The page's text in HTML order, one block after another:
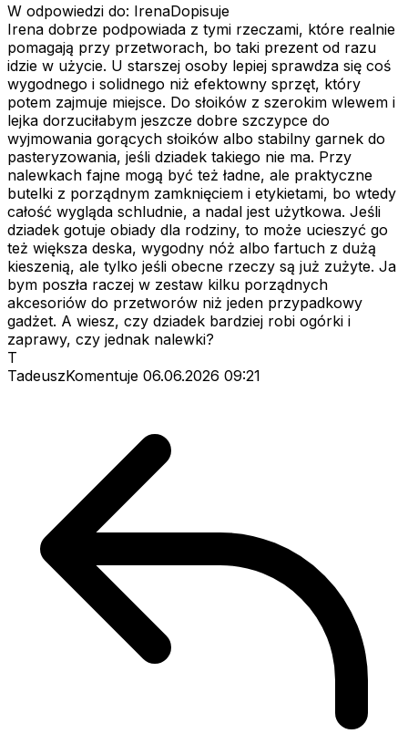
W odpowiedzi do: IrenaDopisuje
Irena dobrze podpowiada z tymi rzeczami, które realnie
pomagają przy przetworach, bo taki prezent od razu
idzie w użycie. U starszej osoby lepiej sprawdza się coś
wygodnego i solidnego niż efektowny sprzęt, który
potem zajmuje miejsce. Do słoików z szerokim wlewem i
lejka dorzuciłabym jeszcze dobre szczypce do
wyjmowania gorących słoików albo stabilny garnek do
pasteryzowania, jeśli dziadek takiego nie ma. Przy
nalewkach fajne mogą być też ładne, ale praktyczne
butelki z porządnym zamknięciem i etykietami, bo wtedy
całość wygląda schludnie, a nadal jest użytkowa. Jeśli
dziadek gotuje obiady dla rodziny, to może ucieszyć go
też większa deska, wygodny nóż albo fartuch z dużą
kieszenią, ale tylko jeśli obecne rzeczy są już zużyte. Ja
bym poszła raczej w zestaw kilku porządnych
akcesoriów do przetworów niż jeden przypadkowy
gadżet. A wiesz, czy dziadek bardziej robi ogórki i
zaprawy, czy jednak nalewki?
T
TadeuszKomentuje 06.06.2026 09:21